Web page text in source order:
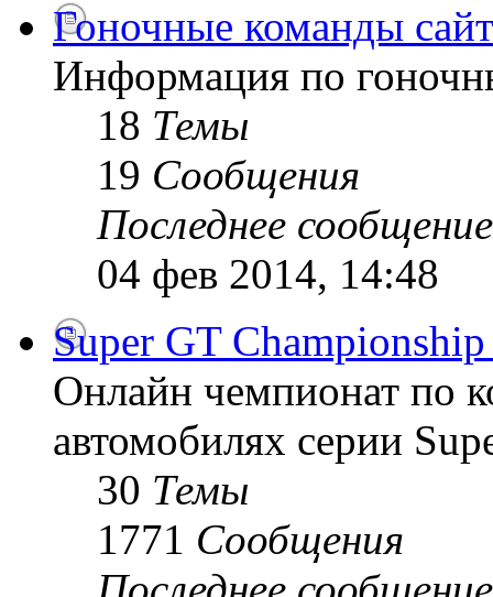
Гоночные команды
Информация по
18 Темы
19 Сообщения
Последнее сообщение
04 фев 2014, 14:48
Super GT
Онлайн чемпионат по
автомобилях серии
30 Темы
1771 Сообщения